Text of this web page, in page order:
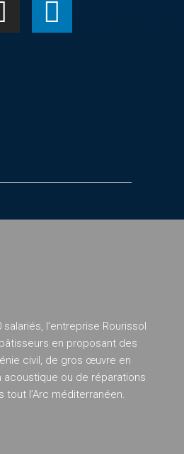
l’entreprise Rourissol
en proposant des
civil, de gros œuvre en
acoustique ou de réparations
tout l’Arc méditerranéen.